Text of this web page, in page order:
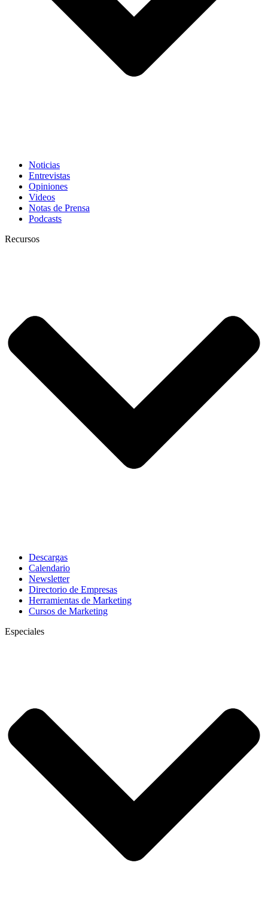
Noticias
Entrevistas
Opiniones
Videos
Notas de Prensa
Podcasts
Recursos
Descargas
Calendario
Newsletter
Directorio de Empresas
Herramientas de Marketing
Cursos de Marketing
Especiales